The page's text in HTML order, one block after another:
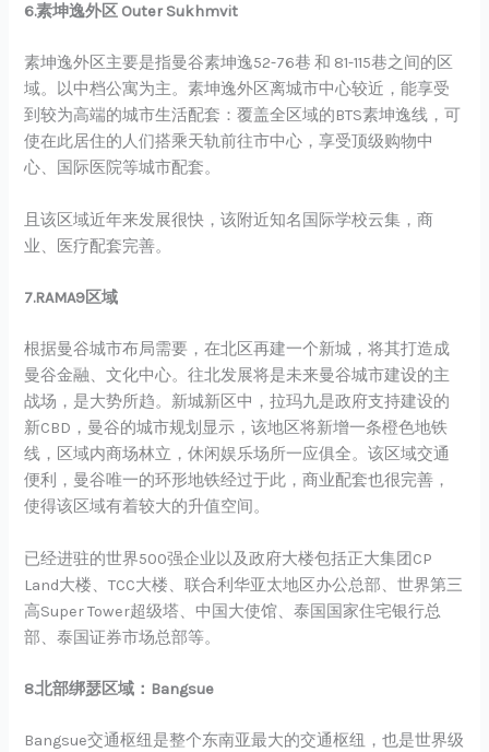
6.素坤逸外区 Outer Sukhmvit
素坤逸外区主要是指曼谷素坤逸52-76巷 和 81-115巷之间的区
域。以中档公寓为主。素坤逸外区离城市中心较近，能享受
到较为高端的城市生活配套：覆盖全区域的BTS素坤逸线，可
使在此居住的人们搭乘天轨前往市中心，享受顶级购物中
心、国际医院等城市配套。
且该区域近年来发展很快，该附近知名国际学校云集，商
业、医疗配套完善。
7.RAMA9区域
根据曼谷城市布局需要，在北区再建一个新城，将其打造成
曼谷金融、文化中心。往北发展将是未来曼谷城市建设的主
战场，是大势所趋。新城新区中，拉玛九是政府支持建设的
新CBD，曼谷的城市规划显示，该地区将新增一条橙色地铁
线，区域内商场林立，休闲娱乐场所一应俱全。该区域交通
便利，曼谷唯一的环形地铁经过于此，商业配套也很完善，
使得该区域有着较大的升值空间。
已经进驻的世界500强企业以及政府大楼包括正大集团CP
Land大楼、TCC大楼、联合利华亚太地区办公总部、世界第三
高Super Tower超级塔、中国大使馆、泰国国家住宅银行总
部、泰国证券市场总部等。
8.北部绑瑟区域：Bangsue
Bangsue交通枢纽是整个东南亚最大的交通枢纽，也是世界级